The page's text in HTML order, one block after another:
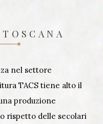
nel settore
TACS tiene alto il
produzione
rispetto delle secolari